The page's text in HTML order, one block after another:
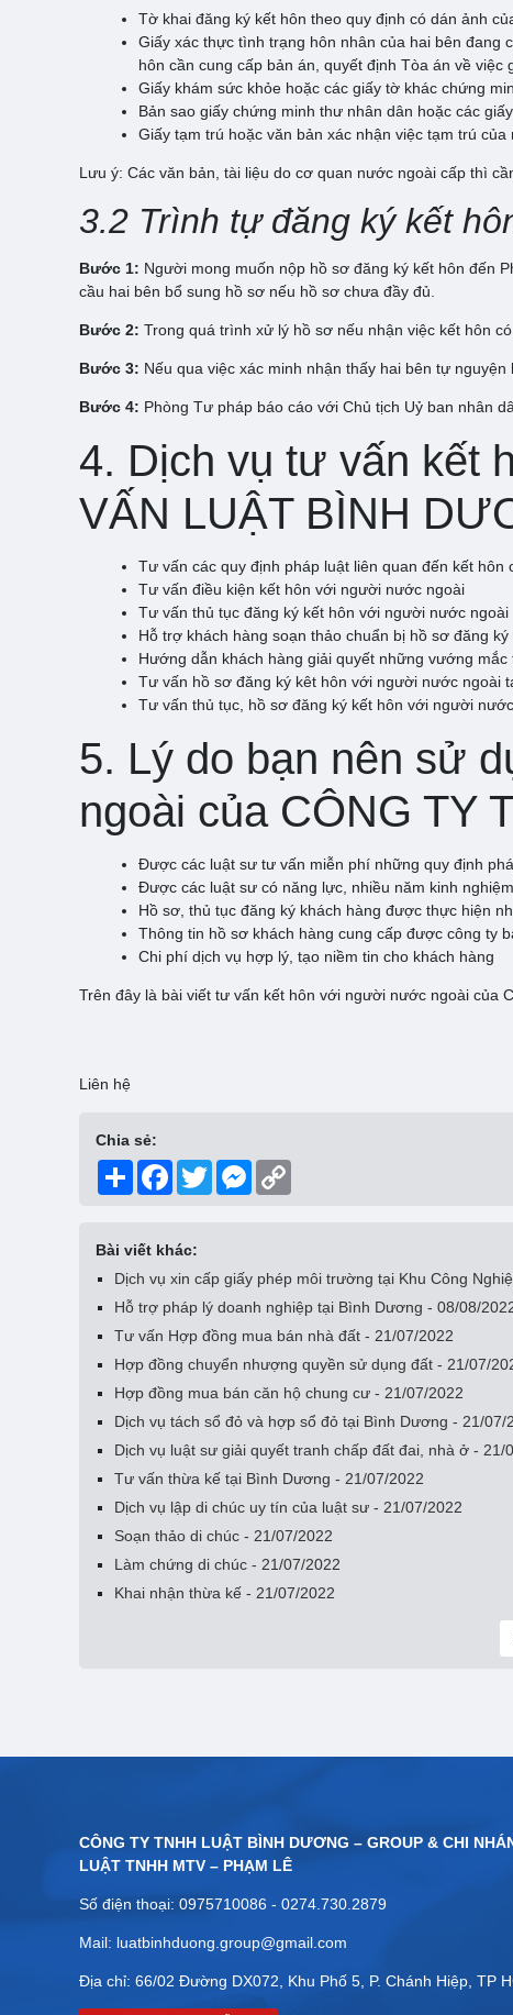
Tờ khai đăng ký kết hôn theo quy định có dán ảnh
Giấy xác thực tình trạng hôn nhân của hai bên
hôn cần cung cấp bản án, quyết định Tòa án về việc
Giấy khám sức khỏe hoặc các giấy tờ khác chứng
Bản sao giấy chứng minh thư nhân dân hoặc các
Giấy tạm trú hoặc văn bản xác nhận việc tạm trú
Lưu ý: Các văn bản, tài liệu do cơ quan nước ngoài cấp thì
3.2 Trình tự đăng ký kết
Bước 1: Người mong muốn nộp hồ sơ đăng ký kết hôn đến
cầu hai bên bổ sung hồ sơ nếu hồ sơ chưa đầy đủ.
Bước 2: Trong quá trình xử lý hồ sơ nếu nhận việc kết hôn
Bước 3: Nếu qua việc xác minh nhận thấy hai bên tự
Bước 4: Phòng Tư pháp báo cáo với Chủ tịch Uỷ ban nhân
4. Dịch vụ tư vấn kết
VẤN LUẬT BÌNH
Tư vấn các quy định pháp luật liên quan đến kết hôn
Tư vấn điều kiện kết hôn với người nước ngoài
Tư vấn thủ tục đăng ký kết hôn với người nước ngoài
Hỗ trợ khách hàng soạn thảo chuẩn bị hồ sơ đăng
Hướng dẫn khách hàng giải quyết những vướng
Tư vấn hồ sơ đăng ký kêt hôn với người nước ngoài
Tư vấn thủ tục, hồ sơ đăng ký kết hôn với người
5. Lý do bạn nên sử
ngoài của CÔNG TY
Được các luật sư tư vấn miễn phí những quy định
Được các luật sư có năng lực, nhiều năm kinh
Hồ sơ, thủ tục đăng ký khách hàng được thực hiện
Thông tin hồ sơ khách hàng cung cấp được công ty
Chi phí dịch vụ hợp lý, tạo niềm tin cho khách hàng
Trên đây là bài viết tư vấn kết hôn với người nước ngoài của
Liên hệ
Chia sẻ:
Share Facebook
Twitter Messenger
Bài viết khác:
Dịch vụ xin cấp giấy phép môi trường tại Khu Công
Hỗ trợ pháp lý doanh nghiệp tại Bình Dương - 08/08/
Tư vấn Hợp đồng mua bán nhà đất - 21/07/2022
Hợp đồng chuyển nhượng quyền sử dụng đất - 21/07/
Hợp đồng mua bán căn hộ chung cư - 21/07/2022
Dịch vụ tách sổ đỏ và hợp sổ đỏ tại Bình Dương - 21/07/
Dịch vụ luật sư giải quyết tranh chấp đất đai, nhà ở - 21/
Tư vấn thừa kế tại Bình Dương - 21/07/2022
Dịch vụ lập di chúc uy tín của luật sư - 21/07/2022
Soạn thảo di chúc - 21/07/2022
Làm chứng di chúc - 21/07/2022
Khai nhận thừa kế - 21/07/2022
CÔNG TY TNHH LUẬT BÌNH DƯƠNG – GROUP & CHI
LUẬT TNHH MTV – PHẠM LÊ
Số điện thoại: 0975710086 - 0274.730.2879
Mail: luatbinhduong.group@gmail.com
Địa chỉ: 66/02 Đường DX072, Khu Phố 5, P. Chánh Hiệp, TP